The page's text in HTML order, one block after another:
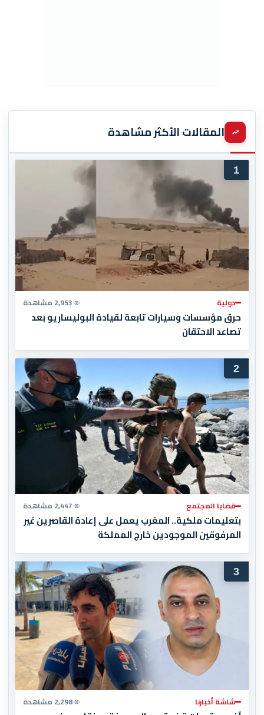
المقالات الأكثر مشاهدة
1
دولية 2,953 مشاهدة
حرق مؤسسات وسيارات تابعة لقيادة البوليساريو بعد
تصاعد الاحتقان
2
قضايا المجتمع 2,447 مشاهدة
بتعليمات ملكية.. المغرب يعمل على إعادة القاصرين غير
المرفوقين الموجودين خارج المملكة
3
شاشة أخبارنا 2,298 مشاهدة